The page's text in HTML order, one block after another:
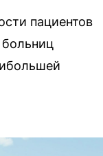
пациентов
больниц